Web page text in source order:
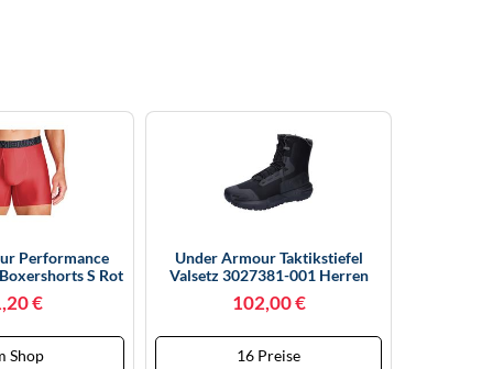
Performance
S Rot
€
Shop
Under Armour Taktikstiefel
Valsetz 3027381-001 Herren
Strapazierfähig Schwarz/Jet
Gray Größe 45
102,00 €
16 Preise